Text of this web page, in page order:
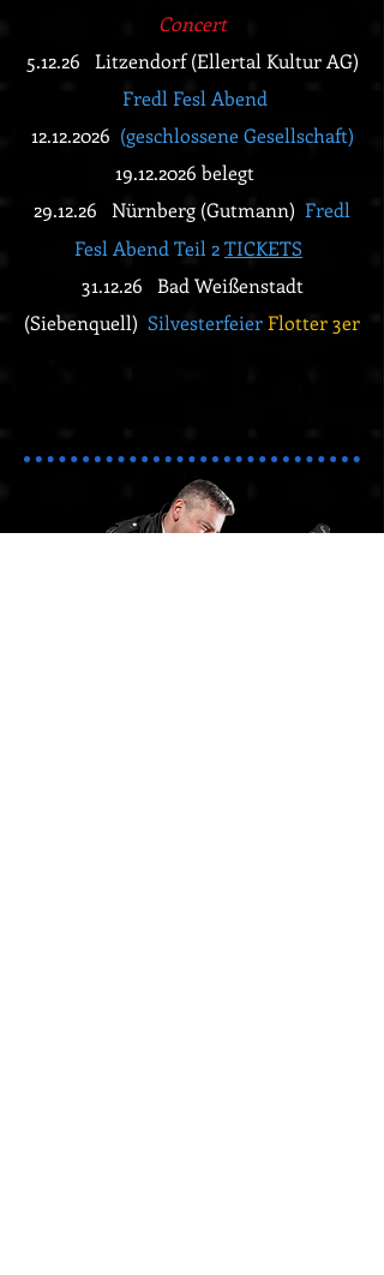
Concert
5.12.26 Litzendorf (Ellertal Kultur AG)
Fredl Fesl Abend
12.12.2026 (geschlossene Gesellschaft)
19.12.2026 belegt
29.12.26 Nürnberg (Gutmann) Fredl
Fesl Abend Teil 2TICKETS
31.12.26 Bad Weißenstadt
(Siebenquell) Silvesterfeier Flotter 3er